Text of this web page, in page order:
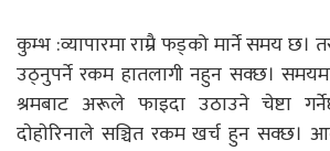
कुम्भ :व्यापारमा राम्रै फड्को मार्ने समय छ।
उठ्नुपर्ने रकम हातलागी नहुन सक्छ।
श्रमबाट अरूले फाइदा उठाउने चेष्टा
दाेहाेरिनाले सञ्चित रकम खर्च हुन सक्छ।